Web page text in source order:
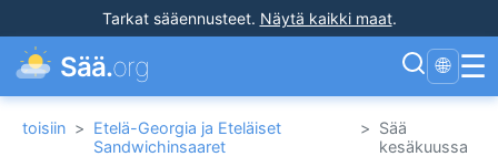
Tarkat sääennusteet. Näytä kaikki maat.
Sää.org 🌐 ☰
toisiin > Etelä-Georgia ja Eteläiset
Sandwichinsaaret
> Sää
kesäkuussa